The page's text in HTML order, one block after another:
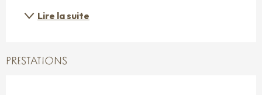
Lire la suite
PRESTATIONS